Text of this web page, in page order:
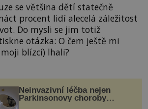
se většina dětí statečně
procent lidí alecelá záležitost
Do mysli se jim totiž
otázka: O čem ještě mi
blízcí) lhali?
Neinvazivní léčba nejen
Parkinsonovy choroby